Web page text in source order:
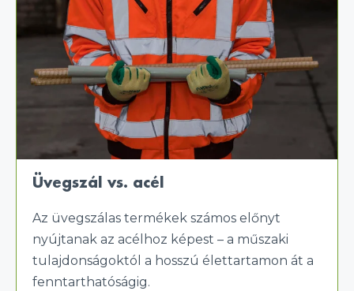
Üvegszál vs. acél
Az üvegszálas termékek számos előnyt
nyújtanak az acélhoz képest – a műszaki
tulajdonságoktól a hosszú élettartamon át a
fenntarthatóságig.